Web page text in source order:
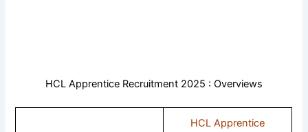
HCL Apprentice Recruitment 2025 : Overviews
HCL Apprentice